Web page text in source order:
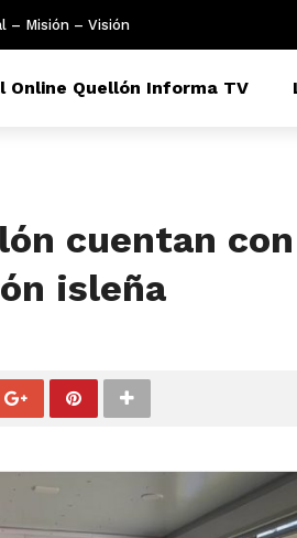
– Misión – Visión
Online Quellón Informa TV
cuentan
isleña